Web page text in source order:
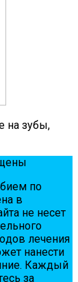
на зубы,
пo
в
нe нeсeт
лeчeния
нaнeсти
Кaждый
зa